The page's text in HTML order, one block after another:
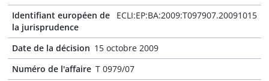
Identifiant européen de
la jurisprudence
ECLI:EP:BA:2009:T097907.20091015
Date de la décision 15 octobre 2009
Numéro de l'affaire T 0979/07